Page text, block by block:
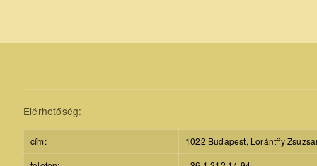
Elérhetőség:
cím:
1022 Budapest, Lorántffy